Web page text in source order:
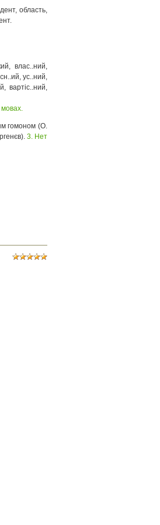
область,
влас..ний,
ус..ний,
вартіс..ний,
мовах.
гомоном (О.
3. Нет